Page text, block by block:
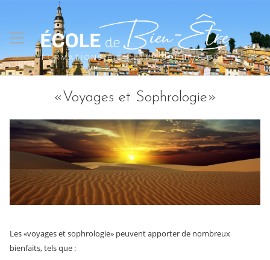
«Voyages et Sophrologie»
Les «voyages et sophrologie» peuvent apporter de nombreux
bienfaits, tels que :